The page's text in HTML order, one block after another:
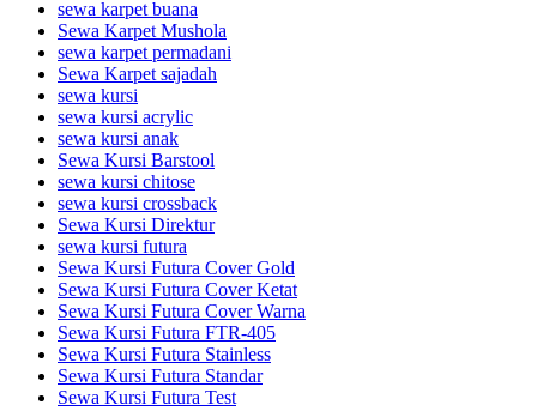
sewa karpet buana
Sewa Karpet Mushola
sewa karpet permadani
Sewa Karpet sajadah
sewa kursi
sewa kursi acrylic
sewa kursi anak
Sewa Kursi Barstool
sewa kursi chitose
sewa kursi crossback
Sewa Kursi Direktur
sewa kursi futura
Sewa Kursi Futura Cover Gold
Sewa Kursi Futura Cover Ketat
Sewa Kursi Futura Cover Warna
Sewa Kursi Futura FTR-405
Sewa Kursi Futura Stainless
Sewa Kursi Futura Standar
Sewa Kursi Futura Test